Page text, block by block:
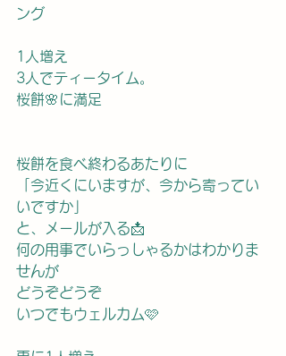
ング
1人増え
3人でティータイム。
桜餅🌸に満足
桜餅を食べ終わるあたりに
「今近くにいますが、今から寄ってい
いですか」
と、メールが入る📩
何の用事でいらっしゃるかはわかりま
せんが
どうぞどうぞ
いつでもウェルカム🩷